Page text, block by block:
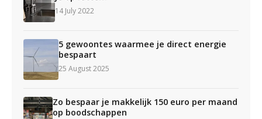
14 July 2022
5 gewoontes waarmee je direct energie
bespaart
25 August 2025
Zo bespaar je makkelijk 150 euro per maand
op boodschappen